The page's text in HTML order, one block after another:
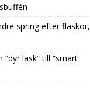
spring efter flaskor,
läsk” till “smart